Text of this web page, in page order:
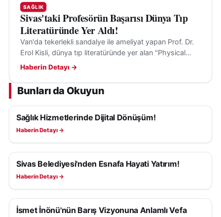
SAĞLIK
Sivas'taki Profesörün Başarısı Dünya Tıp
Literatüründe Yer Aldı!
Van'da tekerlekli sandalye ile ameliyat yapan Prof. Dr.
Erol Kisli, dünya tıp literatüründe yer alan "Physical
Limits" çalışmasıyla dikkat çekti.
Haberin Detayı →
Bunları da Okuyun
SAĞLIK
Sağlık Hizmetlerinde Dijital Dönüşüm!
Haberin Detayı →
SAĞLIK
Sivas Belediyesi'nden Esnafa Hayati Yatırım!
Haberin Detayı →
SAĞLIK
İsmet İnönü'nün Barış Vizyonuna Anlamlı Vefa